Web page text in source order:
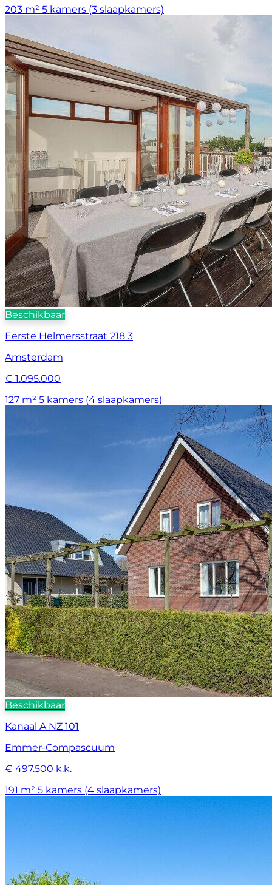
203 m² 5 kamers (3 slaapkamers)
Beschikbaar
Eerste Helmersstraat 218 3
Amsterdam
€ 1.095.000
127 m² 5 kamers (4 slaapkamers)
Beschikbaar
Kanaal A NZ 101
Emmer-Compascuum
€ 497.500 k.k.
191 m² 5 kamers (4 slaapkamers)